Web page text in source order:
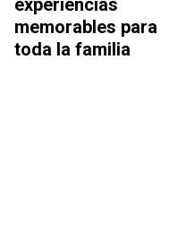
experiencias
memorables para
toda la familia